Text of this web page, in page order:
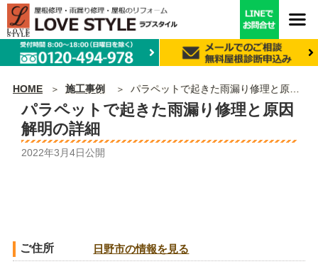
HOME 施工事例 パラペットで起きた雨漏り修理と原因解明の詳細
パラペットで起きた雨漏り修理と原因
解明の詳細
2022年3月4日公開
ご住所 日野市の情報を見る